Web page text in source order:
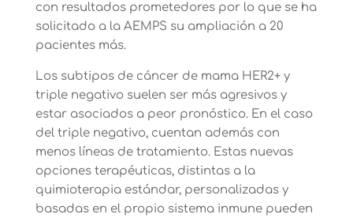
con resultados prometedores por lo que se ha
solicitado a la AEMPS su ampliación a 20
pacientes más.
Los subtipos de cáncer de mama HER2+ y
triple negativo suelen ser más agresivos y
estar asociados a peor pronóstico. En el caso
del triple negativo, cuentan además con
menos líneas de tratamiento. Estas nuevas
opciones terapéuticas, distintas a la
quimioterapia estándar, personalizadas y
basadas en el propio sistema inmune pueden